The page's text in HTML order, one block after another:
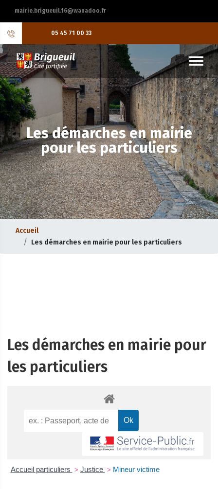
mairie.brigueuil.16@wanadoo.fr
05 45 71 00 33
Les démarches en mairie
pour les particuliers
Accueil
Les démarches en mairie pour les particuliers
Les démarches en mairie pour
les particuliers
Accueil particuliers > Justice > Mineur victime